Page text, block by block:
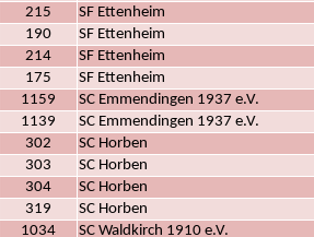
215
SF Ettenheim
190
SF Ettenheim
214
SF Ettenheim
175
SF Ettenheim
1159
SC Emmendingen 1937 e.V.
1139
SC Emmendingen 1937 e.V.
302
SC Horben
303
SC Horben
304
SC Horben
319
SC Horben
1034
SC Waldkirch 1910 e.V.